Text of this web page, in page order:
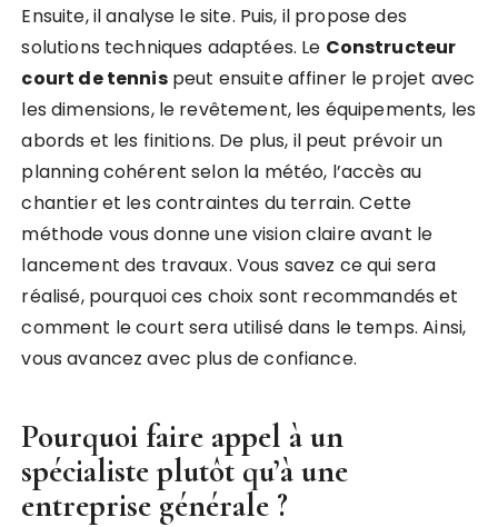
Ensuite, il analyse le site. Puis, il propose des
solutions techniques adaptées. Le Constructeur
court de tennispeut ensuite affiner le projet avec
les dimensions, le revêtement, les équipements, les
abords et les finitions. De plus, il peut prévoir un
planning cohérent selon la météo, l’accès au
chantier et les contraintes du terrain. Cette
méthode vous donne une vision claire avant le
lancement des travaux. Vous savez ce qui sera
réalisé, pourquoi ces choix sont recommandés et
comment le court sera utilisé dans le temps. Ainsi,
vous avancez avec plus de confiance.
Pourquoi faire appel à un
spécialiste plutôt qu’à une
entreprise générale ?